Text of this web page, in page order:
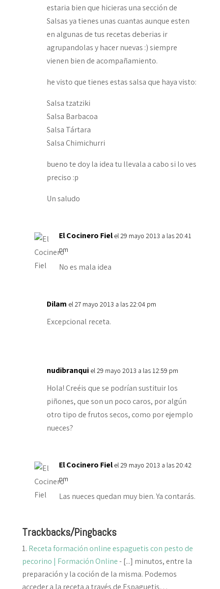
estaria bien que hicieras una sección de
Salsas ya tienes unas cuantas aunque esten
en algunas de tus recetas deberias ir
agrupandolas y hacer nuevas :) siempre
vienen bien de acompañamiento.
he visto que tienes estas salsa que haya visto:
Salsa tzatziki
Salsa Barbacoa
Salsa Tártara
Salsa Chimichurri
bueno te doy la idea tu llevala a cabo si lo ves
preciso :p
Un saludo
El Cocinero Fiel el 29 mayo 2013 a las 20:41
pm
No es mala idea
Dilam el 27 mayo 2013 a las 22:04 pm
Excepcional receta.
nudibranqui el 29 mayo 2013 a las 12:59 pm
Hola! Creéis que se podrían sustituir los
piñones, que son un poco caros, por algún
otro tipo de frutos secos, como por ejemplo
nueces?
El Cocinero Fiel el 29 mayo 2013 a las 20:42
pm
Las nueces quedan muy bien. Ya contarás.
Trackbacks/Pingbacks
Receta formación online espaguetis con pesto de
pecorino | Formación Online- [...] minutos, entre la
preparación y la coción de la misma. Podemos
acceder a la receta a través de Espaguetis…